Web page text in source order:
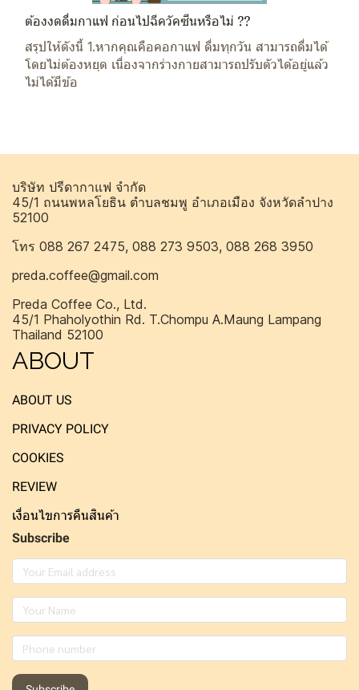
ต้องงดดื่มกาแฟ ก่อนไปฉีควัคซีนหรือไม่ ??
สรุปให้ดังนี้ 1.หากคุณคือคอกาแฟ ดื่มทุกวัน สามารถดื่มได้
โดยไม่ต้องหยุด เนื่องจากร่างกายสามารถปรับตัวได้อยู่แล้ว
ไม่ได้มีข้อ
บริษัท ปรีดากาแฟ จำกัด
45/1 ถนนพหลโยธิน ตำบลชมพู อำเภอเมือง จังหวัดลำปาง
52100
โทร 088 267 2475, 088 273 9503, 088 268 3950
preda.coffee@gmail.com
Preda Coffee Co., Ltd.
45/1 Phaholyothin Rd. T.Chompu A.Maung Lampang
Thailand 52100
ABOUT
ABOUT US
PRIVACY POLICY
COOKIES
REVIEW
เงื่อนไขการคืนสินค้า
Subscribe